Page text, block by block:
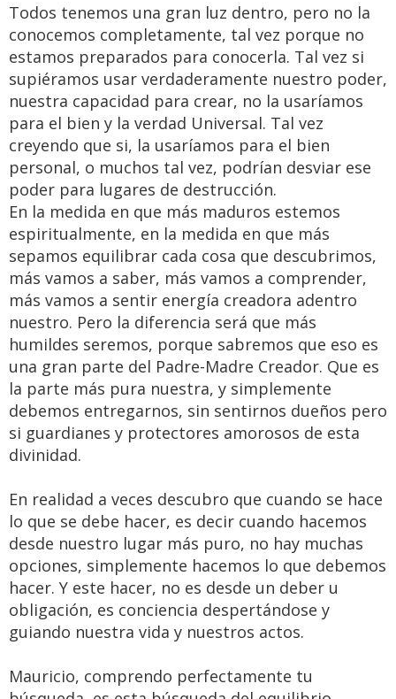
Todos tenemos una gran luz dentro, pero no la
conocemos completamente, tal vez porque no
estamos preparados para conocerla. Tal vez si
supiéramos usar verdaderamente nuestro poder,
nuestra capacidad para crear, no la usaríamos
para el bien y la verdad Universal. Tal vez
creyendo que si, la usaríamos para el bien
personal, o muchos tal vez, podrían desviar ese
poder para lugares de destrucción.
En la medida en que más maduros estemos
espiritualmente, en la medida en que más
sepamos equilibrar cada cosa que descubrimos,
más vamos a saber, más vamos a comprender,
más vamos a sentir energía creadora adentro
nuestro. Pero la diferencia será que más
humildes seremos, porque sabremos que eso es
una gran parte del Padre-Madre Creador. Que es
la parte más pura nuestra, y simplemente
debemos entregarnos, sin sentirnos dueños pero
si guardianes y protectores amorosos de esta
divinidad.
En realidad a veces descubro que cuando se hace
lo que se debe hacer, es decir cuando hacemos
desde nuestro lugar más puro, no hay muchas
opciones, simplemente hacemos lo que debemos
hacer. Y este hacer, no es desde un deber u
obligación, es conciencia despertándose y
guiando nuestra vida y nuestros actos.
Mauricio, comprendo perfectamente tu